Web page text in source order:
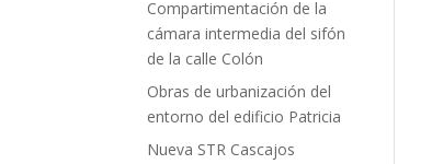
Compartimentación de la
cámara intermedia del sifón
de la calle Colón
Obras de urbanización del
entorno del edificio Patricia
Nueva STR Cascajos